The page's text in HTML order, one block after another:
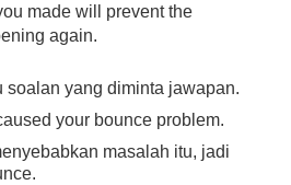
made will prevent the
again.
soalan yang diminta jawapan.
your bounce problem.
masalah itu, jadi